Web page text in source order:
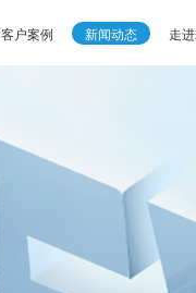
客户案例 新闻动态 走